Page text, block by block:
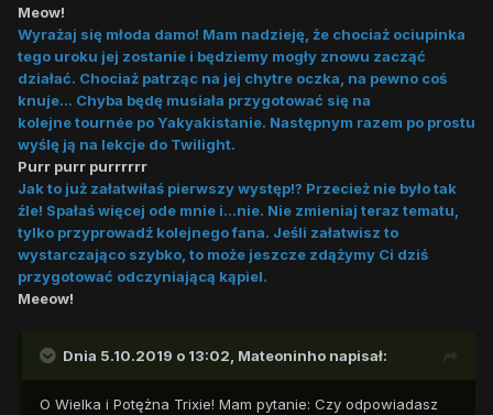
Meow!
Wyrażaj się młoda damo! Mam nadzieję, że chociaż ociupinka
tego uroku jej zostanie i będziemy mogły znowu zacząć
działać. Chociaż patrząc na jej chytre oczka, na pewno coś
knuje... Chyba będę musiała przygotować się na
kolejne tournée po Yakyakistanie. Następnym razem po prostu
wyślę ją na lekcje do Twilight.
Purr purr purrrrrr
Jak to już załatwiłaś pierwszy występ!? Przecież nie było tak
źle! Spałaś więcej ode mnie i...nie. Nie zmieniaj teraz tematu,
tylko przyprowadź kolejnego fana. Jeśli załatwisz to
wystarczająco szybko, to może jeszcze zdążymy Ci dziś
przygotować odczyniającą kąpiel.
Meeow!
Dnia 5.10.2019 o 13:02, Mateoninho napisał:
O Wielka i Potężna Trixie! Mam pytanie: Czy odpowiadasz